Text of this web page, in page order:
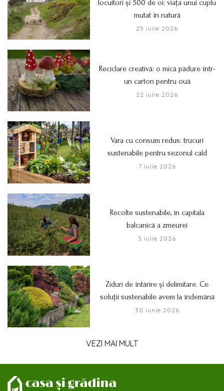
locuitori și 500 de oi: viața unui cuplu
mutat în natură
25 iulie 2026
Reciclare creativă: o mică pădure într-
un carton pentru ouă
22 iulie 2026
Vara cu consum redus: trucuri
sustenabile pentru sezonul cald
7 iulie 2026
Recolte sustenabile, în capitala
balcanică a zmeurei
3 iulie 2026
Ziduri de întărire și delimitare. Ce
soluții sustenabile avem la îndemână
30 iunie 2026
VEZI MAI MULT